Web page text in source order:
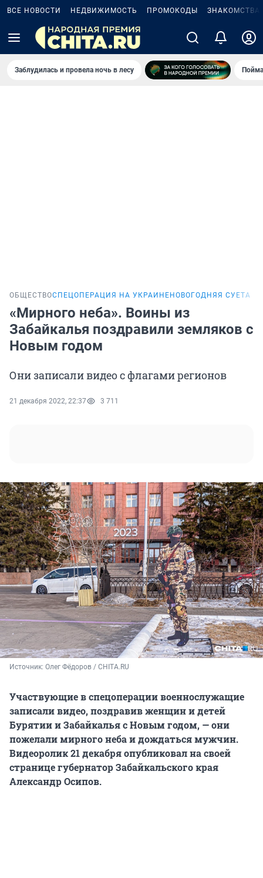
ВСЕ НОВОСТИ НЕДВИЖИМОСТЬ ПРОМОКОДЫ ЗНАКОМСТВА
Заблудилась и провела ночь в лесу
ОБЩЕСТВОСПЕЦОПЕРАЦИЯ НА УКРАИНЕ НОВОГОДНЯЯ СУЕТА
«Мирного неба». Воины из
Забайкалья поздравили земляков с
Новым годом
Они записали видео с флагами регионов
21 декабря 2022, 22:37 3 711
Источник: Олег Фёдоров / CHITA.RU
Участвующие в спецоперации военнослужащие
записали видео, поздравив женщин и детей
Бурятии и Забайкалья с Новым годом, — они
пожелали мирного неба и дождаться мужчин.
Видеоролик 21 декабря опубликовал на своей
странице губернатор Забайкальского края
Александр Осипов.